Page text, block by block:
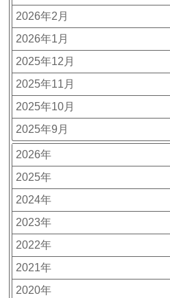
2026年2月
2026年1月
2025年12月
2025年11月
2025年10月
2025年9月
2026年
2025年
2024年
2023年
2022年
2021年
2020年